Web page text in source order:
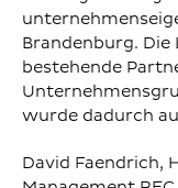
Brandenburg. Die
bestehende
wurde dadurch
David Faendrich,